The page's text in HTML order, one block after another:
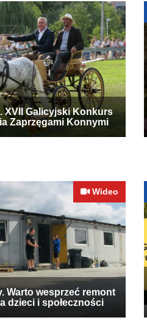
XVII Galicyjski Konkurs
Zaprzęgami Konnymi
Wideo
Warto wesprzeć remont
dzieci i społeczności